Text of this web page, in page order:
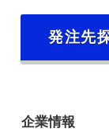
発注先
企業情報